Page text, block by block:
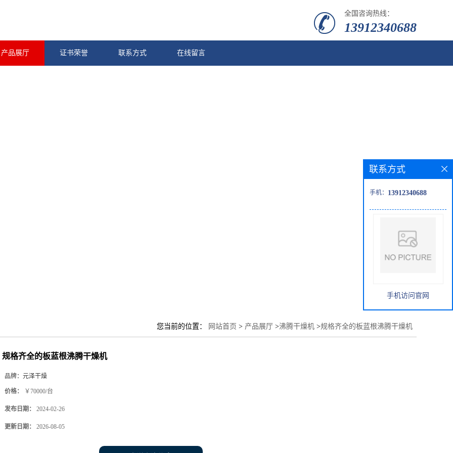
全国咨询热线：
13912340688
产品展厅 证书荣誉 联系方式 在线留言
您当前的位置： 网站首页 > 产品展厅 >沸腾干燥机 >规格齐全的板蓝根沸腾干燥机
规格齐全的板蓝根沸腾干燥机
品牌： 元泽干燥
价格： ￥70000/台
发布日期： 2024-02-26
更新日期： 2026-08-05
联系方式
手机： 13912340688
手机访问官网